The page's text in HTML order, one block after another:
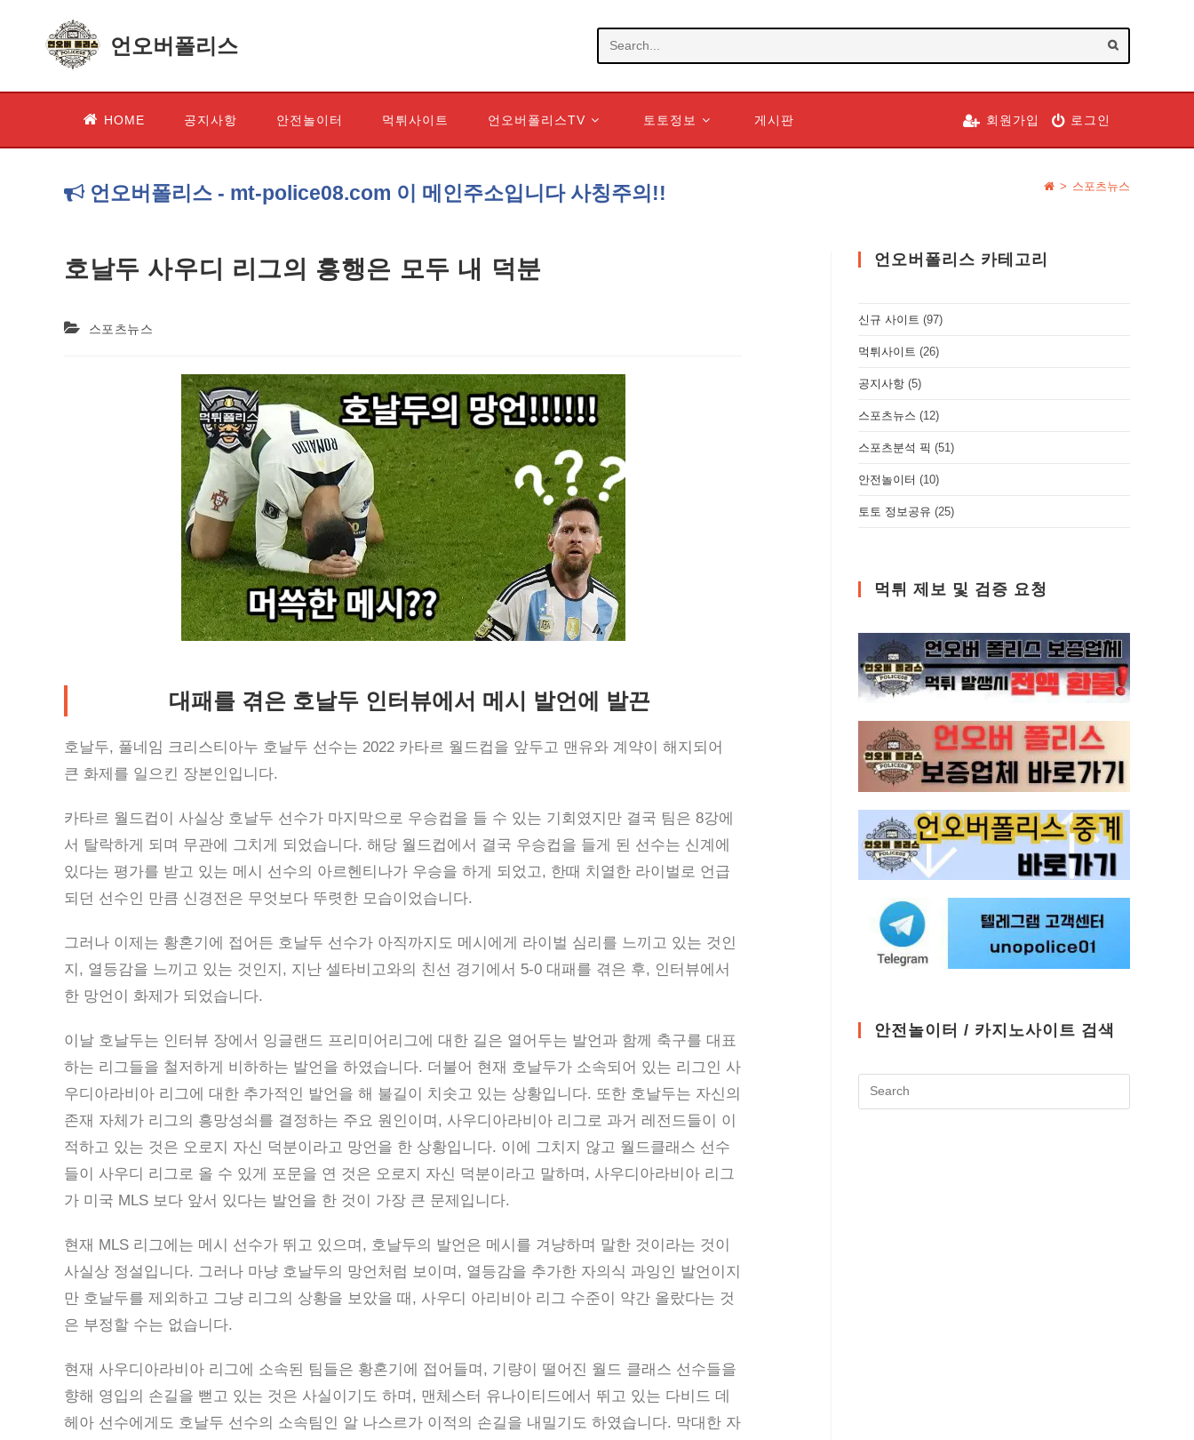
언오버폴리스 Search
website
HOME 공지사항 안전놀이터 먹튀사이트 언오버폴리스TV 토토정보 게시판 로그인
회원가입
언오버폴리스 - mt-police08.com 이 메인주소입니다 사칭주의!! > 스포츠뉴스
호날두 사우디 리그의 흥행은 모두 내 덕분
Post 스포츠뉴스
대패를 겪은 호날두 인터뷰에서 메시 발언에 발끈
호날두, 풀네임 크리스티아누 호날두 선수는 2022 카타르 월드컵을 앞두고 맨유와 계약이 해지되어
큰 화제를 일으킨 장본인입니다.
카타르 월드컵이 사실상 호날두 선수가 마지막으로 우승컵을 들 수 있는 기회였지만 결국 팀은 8강에
서 탈락하게 되며 무관에 그치게 되었습니다. 해당 월드컵에서 결국 우승컵을 들게 된 선수는 신계에
있다는 평가를 받고 있는 메시 선수의 아르헨티나가 우승을 하게 되었고, 한때 치열한 라이벌로 언급
되던 선수인 만큼 신경전은 무엇보다 뚜렷한 모습이었습니다.
그러나 이제는 황혼기에 접어든 호날두 선수가 아직까지도 메시에게 라이벌 심리를 느끼고 있는 것인
지, 열등감을 느끼고 있는 것인지, 지난 셀타비고와의 친선 경기에서 5-0 대패를 겪은 후, 인터뷰에서
한 망언이 화제가 되었습니다.
이날 호날두는 인터뷰 장에서 잉글랜드 프리미어리그에 대한 길은 열어두는 발언과 함께 축구를 대표
하는 리그들을 철저하게 비하하는 발언을 하였습니다. 더불어 현재 호날두가 소속되어 있는 리그인 사
우디아라비아 리그에 대한 추가적인 발언을 해 불길이 치솟고 있는 상황입니다. 또한 호날두는 자신의
존재 자체가 리그의 흥망성쇠를 결정하는 주요 원인이며, 사우디아라비아 리그로 과거 레전드들이 이
적하고 있는 것은 오로지 자신 덕분이라고 망언을 한 상황입니다. 이에 그치지 않고 월드클래스 선수
들이 사우디 리그로 올 수 있게 포문을 연 것은 오로지 자신 덕분이라고 말하며, 사우디아라비아 리그
가 미국 MLS 보다 앞서 있다는 발언을 한 것이 가장 큰 문제입니다.
현재 MLS 리그에는 메시 선수가 뛰고 있으며, 호날두의 발언은 메시를 겨냥하며 말한 것이라는 것이
사실상 정설입니다. 그러나 마냥 호날두의 망언처럼 보이며, 열등감을 추가한 자의식 과잉인 발언이지
만 호날두를 제외하고 그냥 리그의 상황을 보았을 때, 사우디 아리비아 리그 수준이 약간 올랐다는 것
은 부정할 수는 없습니다.
현재 사우디아라비아 리그에 소속된 팀들은 황혼기에 접어들며, 기량이 떨어진 월드 클래스 선수들을
향해 영입의 손길을 뻗고 있는 것은 사실이기도 하며, 맨체스터 유나이티드에서 뛰고 있는 다비드 데
헤아 선수에게도 호날두 선수의 소속팀인 알 나스르가 이적의 손길을 내밀기도 하였습니다. 막대한 자
언오버폴리스 카테고리
신규 사이트 (97)
먹튀사이트 (26)
공지사항 (5)
스포츠뉴스 (12)
스포츠분석 픽 (51)
안전놀이터 (10)
토토 정보공유 (25)
먹튀 제보 및 검증 요청
안전놀이터 / 카지노사이트 검색
Escape